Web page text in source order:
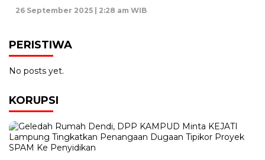
26 September 2025 | 2:28 am WIB
PERISTIWA
No posts yet.
KORUPSI